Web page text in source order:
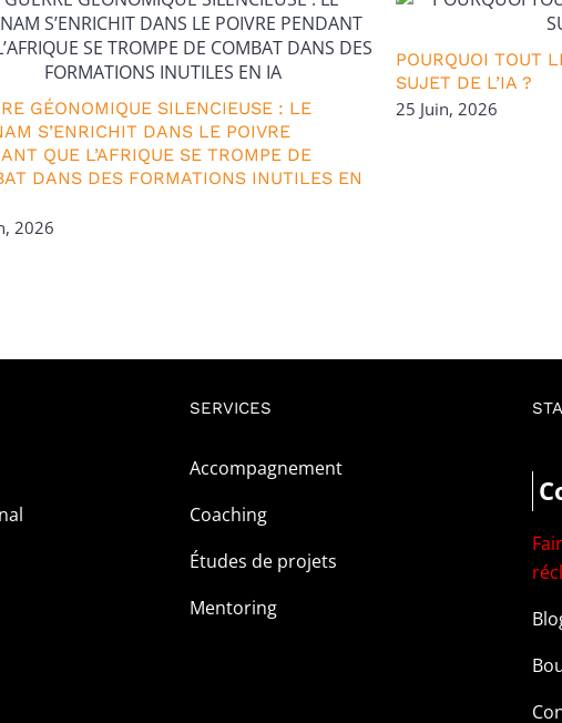
GÉONOMIQUE SILENCIEUSE : LE
S’ENRICHIT DANS LE POIVRE
QUE L’AFRIQUE SE TROMPE DE
DANS DES FORMATIONS INUTILES EN
2026
POURQUOI TOUT
SUJET DE L’IA ?
25 Juin, 2026
SERVICES
Accompagnement
Coaching
Études de projets
Mentoring